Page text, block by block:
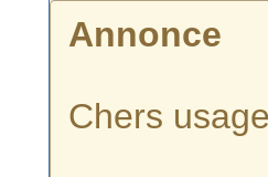
Annonce
Chers